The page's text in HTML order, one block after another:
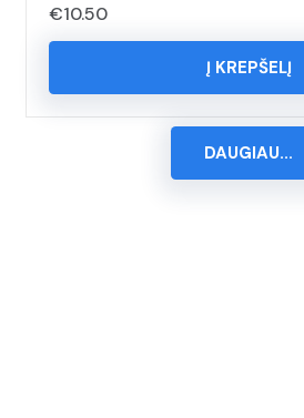
€10.50
Į KREPŠELĮ
DAUGIAU...